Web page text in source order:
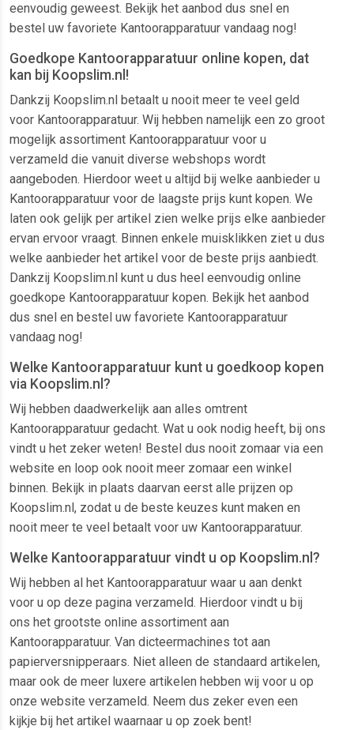
eenvoudig geweest. Bekijk het aanbod dus snel en
bestel uw favoriete Kantoorapparatuur vandaag nog!
Goedkope Kantoorapparatuur online kopen, dat
kan bij Koopslim.nl!
Dankzij Koopslim.nl betaalt u nooit meer te veel geld
voor Kantoorapparatuur. Wij hebben namelijk een zo groot
mogelijk assortiment Kantoorapparatuur voor u
verzameld die vanuit diverse webshops wordt
aangeboden. Hierdoor weet u altijd bij welke aanbieder u
Kantoorapparatuur voor de laagste prijs kunt kopen. We
laten ook gelijk per artikel zien welke prijs elke aanbieder
ervan ervoor vraagt. Binnen enkele muisklikken ziet u dus
welke aanbieder het artikel voor de beste prijs aanbiedt.
Dankzij Koopslim.nl kunt u dus heel eenvoudig online
goedkope Kantoorapparatuur kopen. Bekijk het aanbod
dus snel en bestel uw favoriete Kantoorapparatuur
vandaag nog!
Welke Kantoorapparatuur kunt u goedkoop kopen
via Koopslim.nl?
Wij hebben daadwerkelijk aan alles omtrent
Kantoorapparatuur gedacht. Wat u ook nodig heeft, bij ons
vindt u het zeker weten! Bestel dus nooit zomaar via een
website en loop ook nooit meer zomaar een winkel
binnen. Bekijk in plaats daarvan eerst alle prijzen op
Koopslim.nl, zodat u de beste keuzes kunt maken en
nooit meer te veel betaalt voor uw Kantoorapparatuur.
Welke Kantoorapparatuur vindt u op Koopslim.nl?
Wij hebben al het Kantoorapparatuur waar u aan denkt
voor u op deze pagina verzameld. Hierdoor vindt u bij
ons het grootste online assortiment aan
Kantoorapparatuur. Van dicteermachines tot aan
papierversnipperaars. Niet alleen de standaard artikelen,
maar ook de meer luxere artikelen hebben wij voor u op
onze website verzameld. Neem dus zeker even een
kijkje bij het artikel waarnaar u op zoek bent!